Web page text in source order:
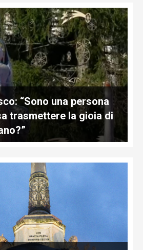
“Sono una persona
trasmettere la gioia di